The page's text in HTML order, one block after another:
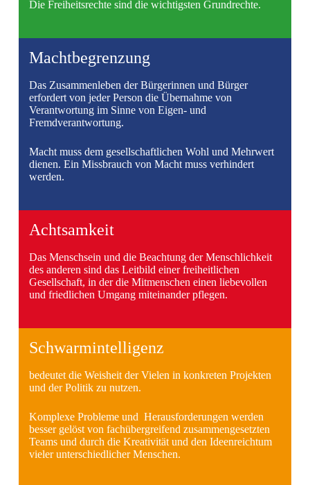
Die Freiheitsrechte sind die wichtigsten Grundrechte.
Machtbegrenzung
Das Zusammenleben der Bürgerinnen und Bürger
erfordert von jeder Person die Übernahme von
Verantwortung im Sinne von Eigen- und
Fremdverantwortung.
Macht muss dem gesellschaftlichen Wohl und Mehrwert
dienen. Ein Missbrauch von Macht muss verhindert
werden.
Achtsamkeit
Das Menschsein und die Beachtung der Menschlichkeit
des anderen sind das Leitbild einer freiheitlichen
Gesellschaft, in der die Mitmenschen einen liebevollen
und friedlichen Umgang miteinander pflegen.
Schwarmintelligenz
bedeutet die Weisheit der Vielen in konkreten Projekten
und der Politik zu nutzen.
Komplexe Probleme und Herausforderungen werden
besser gelöst von fachübergreifend zusammengesetzten
Teams und durch die Kreativität und den Ideenreichtum
vieler unterschiedlicher Menschen.